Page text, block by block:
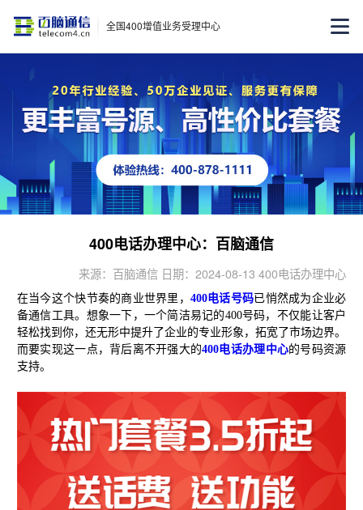
全国400增值业务受理中心
400电话办理中心：百脑通信
来源：百脑通信 日期：2024-08-13 400电话办理中心
在当今这个快节奏的商业世界里， 400电话号码已悄然成为企业必
备通信工具。想象一下，一个简洁易记的400号码，不仅能让客户
轻松找到你，还无形中提升了企业的专业形象，拓宽了市场边界。
而要实现这一点，背后离不开强大的400电话办理中心的号码资源
支持。